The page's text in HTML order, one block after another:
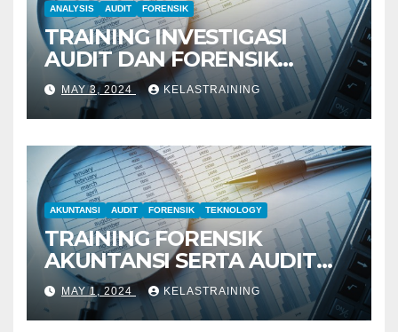
ANALYSIS AUDIT FORENSIK
TRAINING INVESTIGASI
AUDIT DAN FORENSIK
KEUANGAN
MAY 3, 2024 KELASTRAINING
AKUNTANSI AUDIT FORENSIK TEKNOLOGY
TRAINING FORENSIK
AKUNTANSI SERTA AUDIT
PENYELIDIKAN
MAY 1, 2024 KELASTRAINING